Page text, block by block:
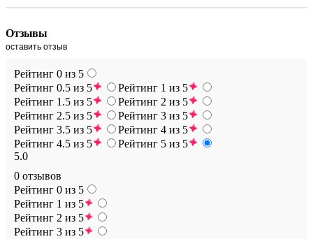
研竿 皇盹省盹砌盼眇相 眉癸砂砌眇祇眉眇相 矜砂眇盈砍
眉祈盹盹 眉眇砂盆相研眉眇相 祆盹砂盾秒
皇 眉看癸研研盹祇盆研眉砍突 祆眇砂盾砍 看砍祇禹盹盆
盾癸砌盆砂盹癸看秒 盹 盈眇看皈眇皇盆祇盼眇研砌秋.
Отзывы
оставить отзыв
Рейтинг 0 из 5
Рейтинг 0.5 из 5
Рейтинг 1 из 5
Рейтинг 1.5 из 5
Рейтинг 2 из 5
Рейтинг 2.5 из 5
Рейтинг 3 из 5
Рейтинг 3.5 из 5
Рейтинг 4 из 5
Рейтинг 4.5 из 5
Рейтинг 5 из 5
5.0
0 отзывов
Рейтинг 0 из 5
Рейтинг 1 из 5
Рейтинг 2 из 5
Рейтинг 3 из 5